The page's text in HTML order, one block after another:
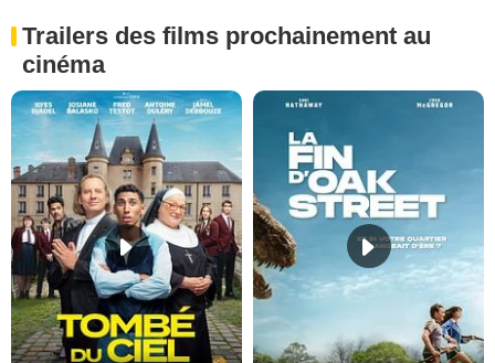
Trailers des films prochainement au
cinéma